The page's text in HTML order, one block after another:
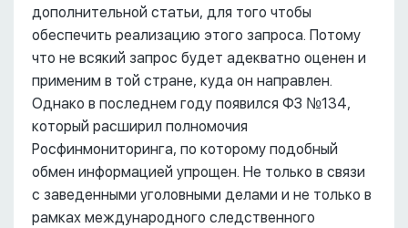
дополнительной статьи, для того чтобы
обеспечить реализацию этого запроса. Потому
что не всякий запрос будет адекватно оценен и
применим в той стране, куда он направлен.
Однако в последнем году появился ФЗ №134,
который расширил полномочия
Росфинмониторинга, по которому подобный
обмен информацией упрощен. Не только в связи
с заведенными уголовными делами и не только в
рамках международного следственного